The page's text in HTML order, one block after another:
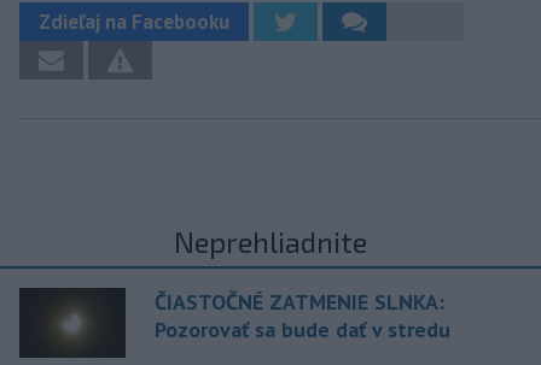
Zdieľaj na Facebooku
Neprehliadnite
ČIASTOČNÉ ZATMENIE SLNKA:
Pozorovať sa bude dať v stredu